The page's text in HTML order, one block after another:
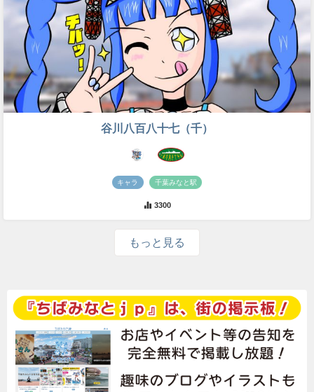
谷川八百八十七（千）
キャラ 千葉みなと駅
3300
もっと見る